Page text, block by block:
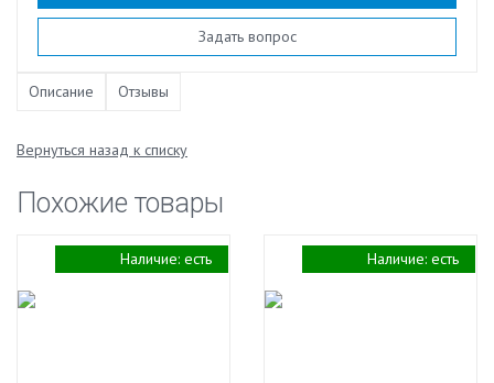
Задать вопрос
Описание Отзывы
Вернуться назад к списку
Похожие товары
Наличие: есть Наличие: есть